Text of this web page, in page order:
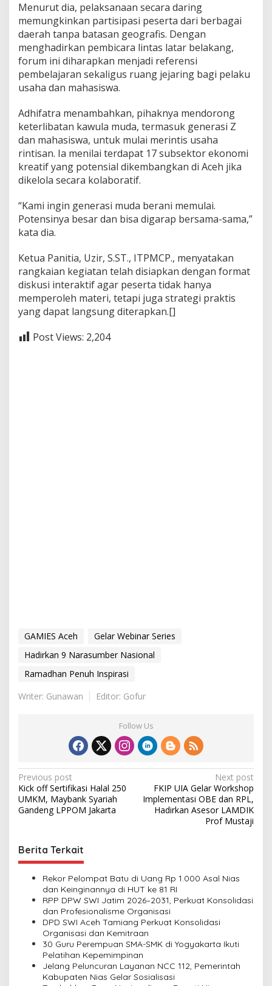
Menurut dia, pelaksanaan secara daring
memungkinkan partisipasi peserta dari berbagai
daerah tanpa batasan geografis. Dengan
menghadirkan pembicara lintas latar belakang,
forum ini diharapkan menjadi referensi
pembelajaran sekaligus ruang jejaring bagi pelaku
usaha dan mahasiswa.
Adhifatra menambahkan, pihaknya mendorong
keterlibatan kawula muda, termasuk generasi Z
dan mahasiswa, untuk mulai merintis usaha
rintisan. Ia menilai terdapat 17 subsektor ekonomi
kreatif yang potensial dikembangkan di Aceh jika
dikelola secara kolaboratif.
“Kami ingin generasi muda berani memulai.
Potensinya besar dan bisa digarap bersama-sama,”
kata dia.
Ketua Panitia, Uzir, S.ST., ITPMCP., menyatakan
rangkaian kegiatan telah disiapkan dengan format
diskusi interaktif agar peserta tidak hanya
memperoleh materi, tetapi juga strategi praktis
yang dapat langsung diterapkan.[]
Post Views: 2,204
GAMIES Aceh
Gelar Webinar Series
Hadirkan 9 Narasumber Nasional
Ramadhan Penuh Inspirasi
Writer: Gunawan
Editor: Gofur
Follow Us
P
o
s
n
a
Previous post
Kick off Sertifikasi Halal 250
UMKM, Maybank Syariah
Gandeng LPPOM Jakarta
Next post
FKIP UIA Gelar Workshop
Implementasi OBE dan RPL,
Hadirkan Asesor LAMDIK
Prof Mustaji
Berita Terkait
Rekor Pelompat Batu di Uang Rp 1.000 Asal Nias
dan Keinginannya di HUT ke 81 RI
RPP DPW SWI Jatim 2026–2031, Perkuat Konsolidasi
dan Profesionalisme Organisasi
DPD SWI Aceh Tamiang Perkuat Konsolidasi
Organisasi dan Kemitraan
30 Guru Perempuan SMA-SMK di Yogyakarta Ikuti
Pelatihan Kepemimpinan
Jelang Peluncuran Layanan NCC 112, Pemerintah
Kabupaten Nias Gelar Sosialisasi